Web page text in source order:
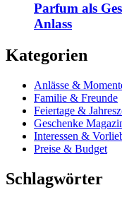
Parfum als
Anlass
Kategorien
Anlässe &
Familie & Freunde
Feiertage &
Geschenke
Interessen &
Preise & Budget
Schlagwörter